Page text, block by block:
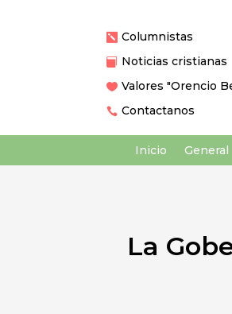
 Columnistas
 Noticias cristianas
 Valores "Orencio
 Contactanos
Inicio General
La